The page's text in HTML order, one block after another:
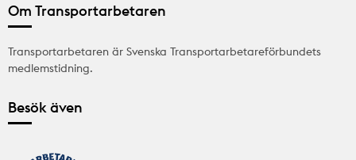
Om Transportarbetaren
Transportarbetaren är Svenska Transportarbetareförbundets
medlemstidning.
Besök även